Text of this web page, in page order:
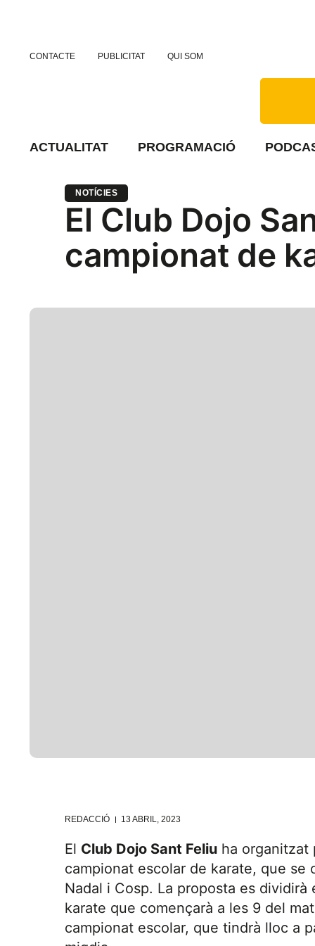
CONTACTE PUBLICITAT QUI SOM
ACTUALITAT PROGRAMACIÓ
NOTÍCIES
El Club Dojo
campionat de
REDACCIÓ 13 ABRIL, 2023
El Club Dojo Sant Feliu ha organitzat
campionat escolar de karate, que se
Nadal i Cosp. La proposta es
karate que començarà a les 9 del
campionat escolar, que tindrà lloc a